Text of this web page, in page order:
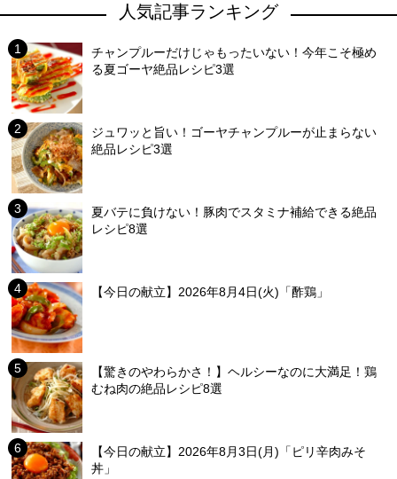
人気記事ランキング
チャンプルーだけじゃもったいない！今年こそ極め
る夏ゴーヤ絶品レシピ3選
ジュワッと旨い！ゴーヤチャンプルーが止まらない
絶品レシピ3選
夏バテに負けない！豚肉でスタミナ補給できる絶品
レシピ8選
【今日の献立】2026年8月4日(火)「酢鶏」
【驚きのやわらかさ！】ヘルシーなのに大満足！鶏
むね肉の絶品レシピ8選
【今日の献立】2026年8月3日(月)「ピリ辛肉みそ
丼」